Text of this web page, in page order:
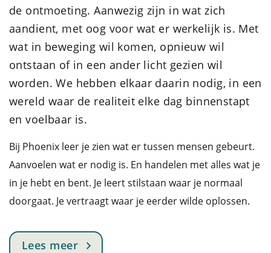
de ontmoeting. Aanwezig zijn in wat zich
aandient, met oog voor wat er werkelijk is. Met
wat in beweging wil komen, opnieuw wil
ontstaan of in een ander licht gezien wil
worden. We hebben elkaar daarin nodig, in een
wereld waar de realiteit elke dag binnenstapt
en voelbaar is.
Bij Phoenix leer je zien wat er tussen mensen gebeurt.
Aanvoelen wat er nodig is. En handelen met alles wat je
in je hebt en bent. Je leert stilstaan waar je normaal
doorgaat. Je vertraagt waar je eerder wilde oplossen.
Lees meer